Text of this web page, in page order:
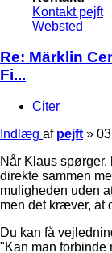
Kontakt pejft
Websted
Re: Märklin
Fi...
Citer
Indlæg af pejft »
Når Klaus
direkte sammen
muligheden uden
men det kræver, at
Du kan få
"Kan man forbinde